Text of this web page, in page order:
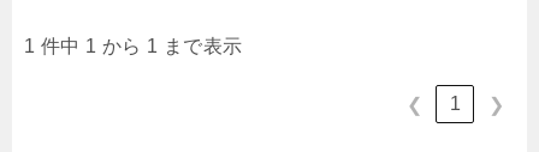
1 件中 1 から 1 まで表示
❮ 1 ❯